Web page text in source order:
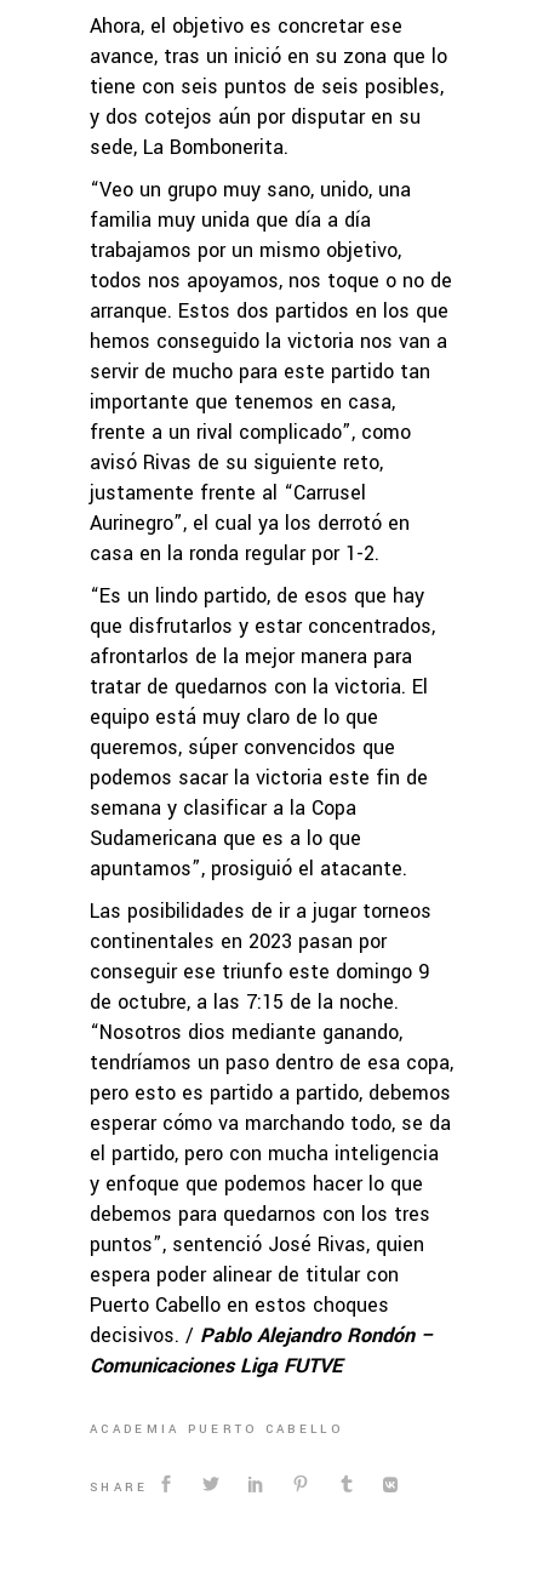
Ahora, el objetivo es concretar ese
avance, tras un inició en su zona que lo
tiene con seis puntos de seis posibles,
y dos cotejos aún por disputar en su
sede, La Bombonerita.
“Veo un grupo muy sano, unido, una
familia muy unida que día a día
trabajamos por un mismo objetivo,
todos nos apoyamos, nos toque o no de
arranque. Estos dos partidos en los que
hemos conseguido la victoria nos van a
servir de mucho para este partido tan
importante que tenemos en casa,
frente a un rival complicado”, como
avisó Rivas de su siguiente reto,
justamente frente al “Carrusel
Aurinegro”, el cual ya los derrotó en
casa en la ronda regular por 1-2.
“Es un lindo partido, de esos que hay
que disfrutarlos y estar concentrados,
afrontarlos de la mejor manera para
tratar de quedarnos con la victoria. El
equipo está muy claro de lo que
queremos, súper convencidos que
podemos sacar la victoria este fin de
semana y clasificar a la Copa
Sudamericana que es a lo que
apuntamos”, prosiguió el atacante.
Las posibilidades de ir a jugar torneos
continentales en 2023 pasan por
conseguir ese triunfo este domingo 9
de octubre, a las 7:15 de la noche.
“Nosotros dios mediante ganando,
tendríamos un paso dentro de esa copa,
pero esto es partido a partido, debemos
esperar cómo va marchando todo, se da
el partido, pero con mucha inteligencia
y enfoque que podemos hacer lo que
debemos para quedarnos con los tres
puntos”, sentenció José Rivas, quien
espera poder alinear de titular con
Puerto Cabello en estos choques
decisivos. / Pablo Alejandro Rondón –
Comunicaciones Liga FUTVE
ACADEMIA PUERTO CABELLO
SHARE